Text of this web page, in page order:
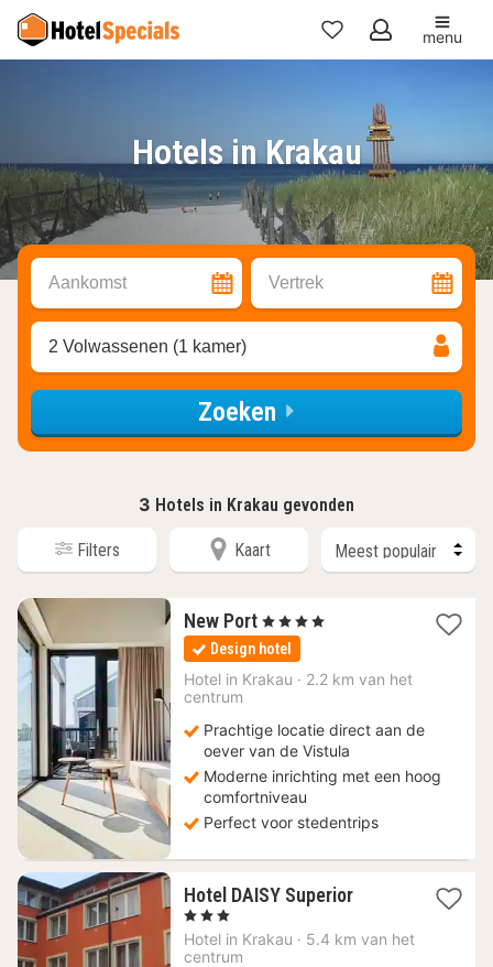
Mijn
menu
Hotels in Krakau
Aankomst Vertrek
2 Volwassenen (1 kamer)
Zoeken
3 Hotels in Krakau gevonden
Filters Kaart
New Port 1
nacht
vanaf
93,90
, 4 Sterren
Design hotel
Hotel in Krakau · 2.2 km van het
centrum
Prachtige locatie direct aan de
oever van de Vistula
Moderne inrichting met een hoog
comfortniveau
Perfect voor stedentrips
Hotel DAISY Superior1
vanaf
, 3 Sterren
Hotel in Krakau · 5.4 km van het
centrum